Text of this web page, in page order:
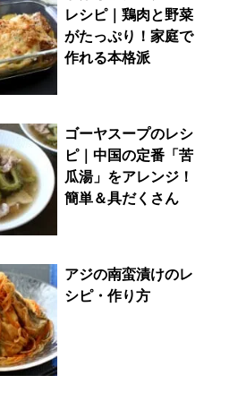
レシピ｜鶏肉と野菜
がたっぷり！家庭で
作れる本格派
ゴーヤスープのレシ
ピ｜中国の定番「苦
瓜湯」をアレンジ！
簡単＆具だくさん
アジの南蛮漬けのレ
シピ・作り方